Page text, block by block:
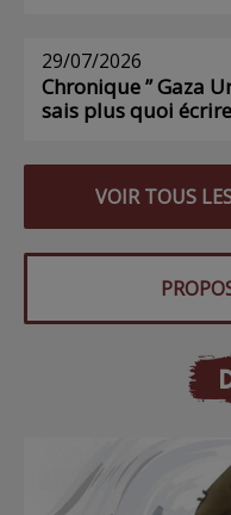
29/07/2026
Chronique ” Gaza
sais plus quoi écrire
VOIR TOUS